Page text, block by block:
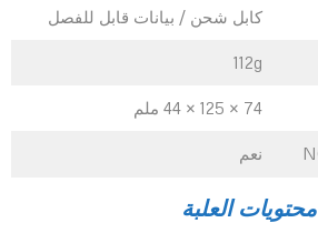
كابل شحن / بيانات قابل للفصل
112g
74 × 125 × 44 ملم
نعم
محتويات العلبة